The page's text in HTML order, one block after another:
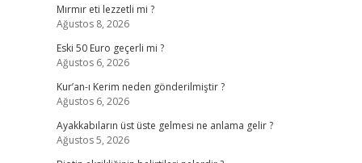
Mırmır eti lezzetli mi ?
Ağustos 8, 2026
Eski 50 Euro geçerli mi ?
Ağustos 6, 2026
Kur’an-ı Kerim neden gönderilmiştir ?
Ağustos 6, 2026
Ayakkabıların üst üste gelmesi ne anlama gelir ?
Ağustos 5, 2026